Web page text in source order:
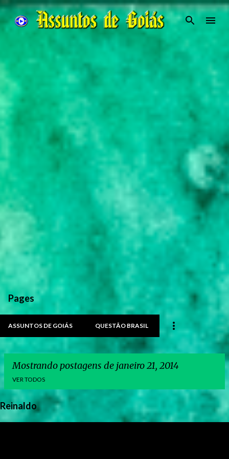
Pular para o conteúdo principal
Pages
ASSUNTOS DE GOIÁS QUESTÃO BRASIL
Mostrando postagens de janeiro 21, 2014
VER TODOS
Reinaldo